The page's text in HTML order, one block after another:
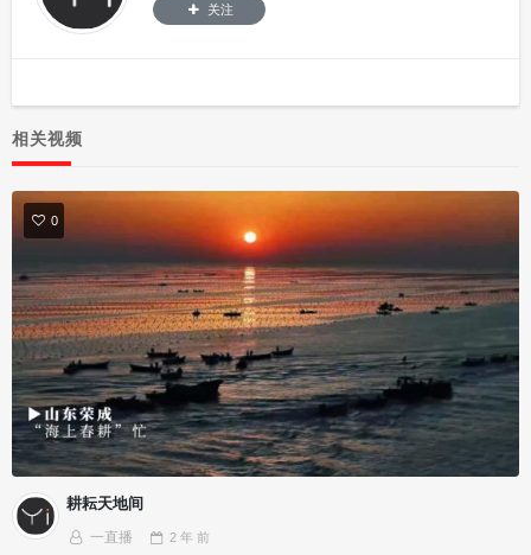
关注
相关视频
0
耕耘天地间
一直播 2 年 前